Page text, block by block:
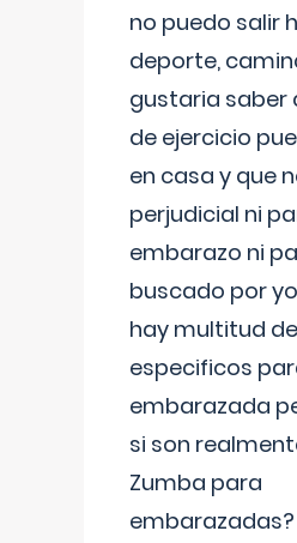
no puedo salir
deporte,
gustaria saber
de ejercicio
en casa y que
perjudicial ni
embarazo ni
buscado por
hay multitud
especificos
embarazada
si son
Zumba para